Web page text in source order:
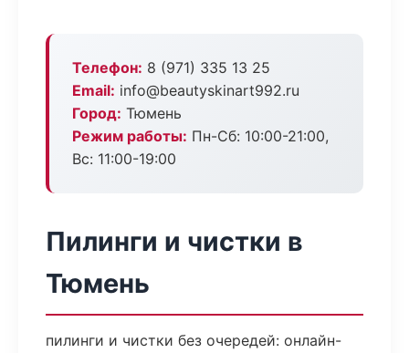
Телефон: 8 (971) 335 13 25
Email: info@beautyskinart992.ru
Город: Тюмень
Режим работы: Пн-Сб: 10:00-21:00,
Вс: 11:00-19:00
Пилинги и чистки в
Тюмень
пилинги и чистки без очередей: онлайн-